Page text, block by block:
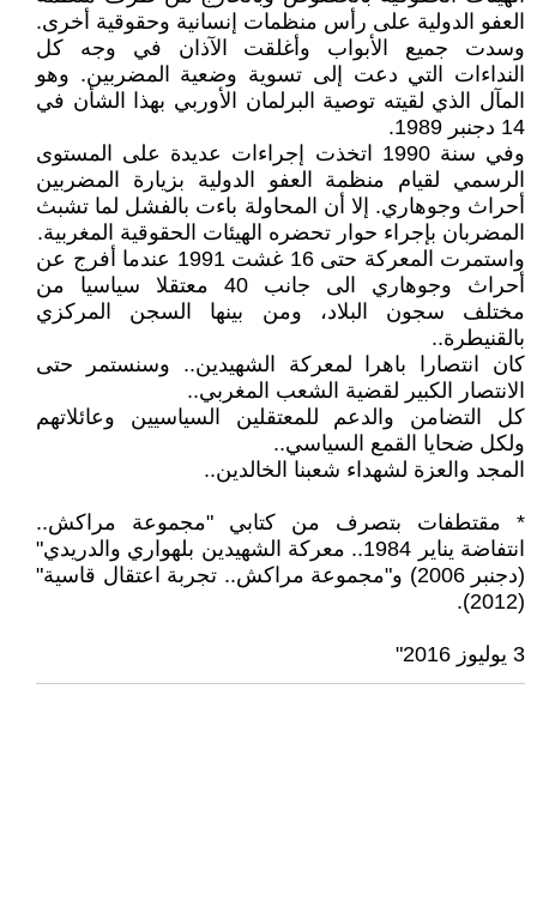
العفو الدولية على رأس منظمات إنسانية وحقوقية أخرى.
وسدت جميع الأبواب وأغلقت الآذان في وجه كل
النداءات التي دعت إلى تسوية وضعية المضربين. وهو
المآل الذي لقيته توصية البرلمان الأوربي بهذا الشأن في
14 دجنبر 1989.
وفي سنة 1990 اتخذت إجراءات عديدة على المستوى
الرسمي لقيام منظمة العفو الدولية بزيارة المضربين
أحراث وجوهاري. إلا أن المحاولة باءت بالفشل لما تشبث
المضربان بإجراء حوار تحضره الهيئات الحقوقية المغربية.
واستمرت المعركة حتى 16 غشت 1991 عندما أفرج عن
أحراث وجوهاري الى جانب 40 معتقلا سياسيا من
مختلف سجون البلاد، ومن بينها السجن المركزي
بالقنيطرة..
كان انتصارا باهرا لمعركة الشهيدين.. وسنستمر حتى
الانتصار الكبير لقضية الشعب المغربي..
كل التضامن والدعم للمعتقلين السياسيين وعائلاتهم
ولكل ضحايا القمع السياسي..
المجد والعزة لشهداء شعبنا الخالدين..
* مقتطفات بتصرف من كتابي "مجموعة مراكش..
انتفاضة يناير 1984.. معركة الشهيدين بلهواري والدريدي"
(دجنبر 2006) و"مجموعة مراكش.. تجربة اعتقال قاسية"
(2012).
3 يوليوز 2016"